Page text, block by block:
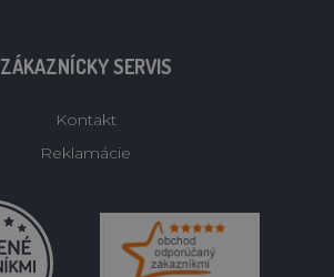
ZÁKAZNÍCKY SERVIS
Kontakt
Reklamácie